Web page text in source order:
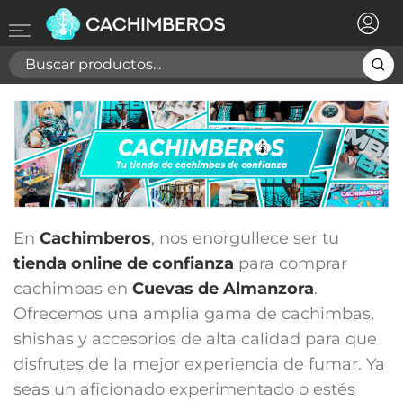
En Cachimberos, nos enorgullece ser tu
tienda online de confianza para comprar
cachimbas en Cuevas de Almanzora.
Ofrecemos una amplia gama de cachimbas,
shishas y accesorios de alta calidad para que
disfrutes de la mejor experiencia de fumar. Ya
seas un aficionado experimentado o estés
Registrarse ×
Necesitas hacer login para guardar productos en tu
lista de deseos
Cancelar Registrarse